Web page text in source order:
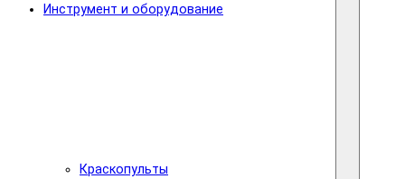
Инструмент и оборудование
Краскопульты